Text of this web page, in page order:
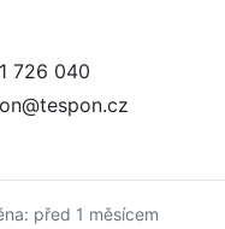
726 040
před 1 měsícem